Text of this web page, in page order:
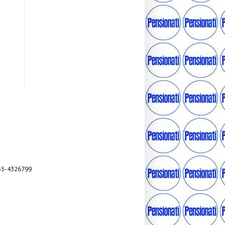
4326799